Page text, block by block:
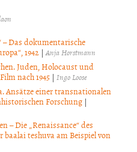
Das dokumentarische
1942 |Anja Horstmann
Juden, Holocaust und
nach 1945 | Ingo Loose
Ansätze einer transnationalen
Forschung |
– Die „Renaissance“ des
teshuva am Beispiel von